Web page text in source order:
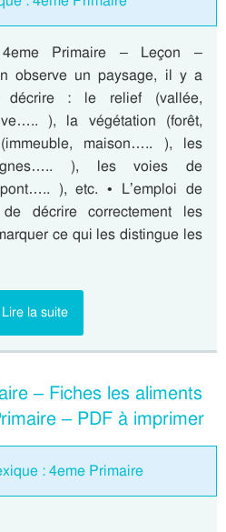
Primaire – Leçon –
observe un paysage, il y a
décrire : le relief (vallée,
), la végétation (forêt,
maison….. ), les
), les voies de
), etc. • L’emploi de
décrire correctement les
ce qui les distingue les
Lire la suite
– Fiches les aliments
– PDF à imprimer
: 4eme Primaire